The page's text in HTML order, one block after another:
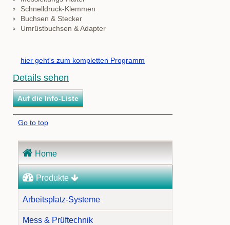
Schnelldruck-Klemmen
Buchsen & Stecker
Umrüstbuchsen & Adapter
hier geht's zum kompletten Programm
Details sehen
Go to top
überspringen
Home
Produkte
Arbeitsplatz-Systeme
Mess & Prüftechnik